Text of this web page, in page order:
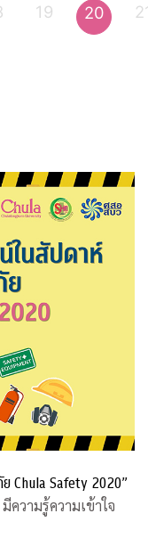
19 20
Chula Safety 2020”
วามรู้ความเข้าใจ